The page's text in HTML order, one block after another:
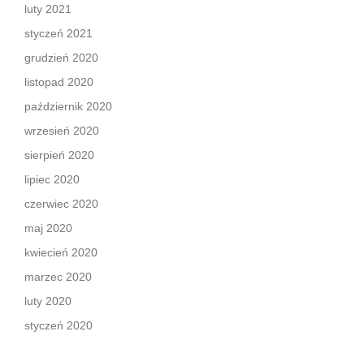
luty 2021
styczeń 2021
grudzień 2020
listopad 2020
październik 2020
wrzesień 2020
sierpień 2020
lipiec 2020
czerwiec 2020
maj 2020
kwiecień 2020
marzec 2020
luty 2020
styczeń 2020